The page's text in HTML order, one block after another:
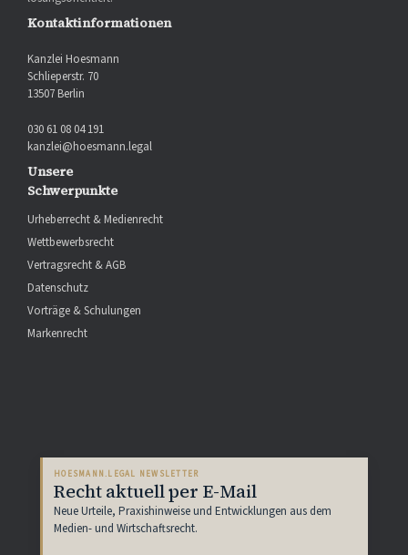
Kontaktinformationen
Kanzlei Hoesmann
Schlieperstr. 70
13507 Berlin
030 61 08 04 191
kanzlei@hoesmann.legal
Unsere
Schwerpunkte
Urheberrecht & Medienrecht
Wettbewerbsrecht
Vertragsrecht & AGB
Datenschutz
Vorträge & Schulungen
Markenrecht
HOESMANN.LEGAL NEWSLETTER
Recht aktuell per E-Mail
Neue Urteile, Praxishinweise und Entwicklungen aus dem
Medien- und Wirtschaftsrecht.